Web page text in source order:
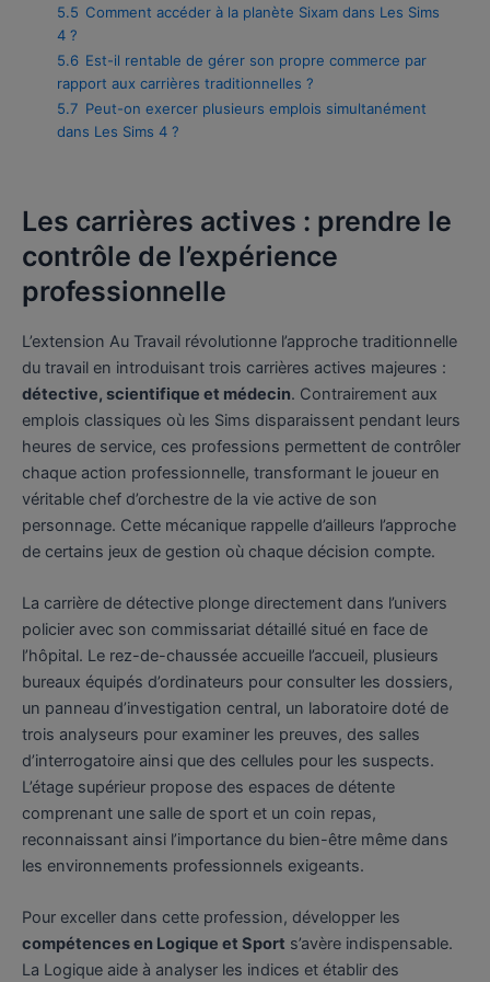
5.5 Comment accéder à la planète Sixam dans Les Sims
4 ?
5.6 Est-il rentable de gérer son propre commerce par
rapport aux carrières traditionnelles ?
5.7 Peut-on exercer plusieurs emplois simultanément
dans Les Sims 4 ?
Les carrières actives : prendre le
contrôle de l’expérience
professionnelle
L’extension Au Travail révolutionne l’approche traditionnelle
du travail en introduisant trois carrières actives majeures :
détective, scientifique et médecin. Contrairement aux
emplois classiques où les Sims disparaissent pendant leurs
heures de service, ces professions permettent de contrôler
chaque action professionnelle, transformant le joueur en
véritable chef d’orchestre de la vie active de son
personnage. Cette mécanique rappelle d’ailleurs l’approche
de certains jeux de gestion où chaque décision compte.
La carrière de détective plonge directement dans l’univers
policier avec son commissariat détaillé situé en face de
l’hôpital. Le rez-de-chaussée accueille l’accueil, plusieurs
bureaux équipés d’ordinateurs pour consulter les dossiers,
un panneau d’investigation central, un laboratoire doté de
trois analyseurs pour examiner les preuves, des salles
d’interrogatoire ainsi que des cellules pour les suspects.
L’étage supérieur propose des espaces de détente
comprenant une salle de sport et un coin repas,
reconnaissant ainsi l’importance du bien-être même dans
les environnements professionnels exigeants.
Pour exceller dans cette profession, développer les
compétences en Logique et Sport s’avère indispensable.
La Logique aide à analyser les indices et établir des